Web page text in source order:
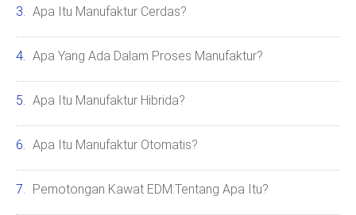
Apa Itu Manufaktur Cerdas?
Apa Yang Ada Dalam Proses Manufaktur?
Apa Itu Manufaktur Hibrida?
Apa Itu Manufaktur Otomatis?
Pemotongan Kawat EDM:Tentang Apa Itu?